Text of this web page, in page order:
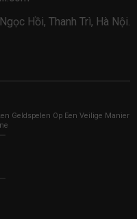
Hồi, Thanh Trì, Hà Nội.
Geldspelen Op Een Veilige Manier